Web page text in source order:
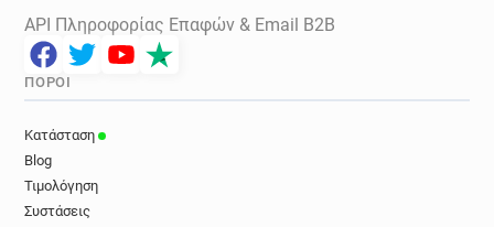
API Πληροφορίας Επαφών & Email B2B
ΠΌΡΟΙ
Κατάσταση
Blog
Τιμολόγηση
Συστάσεις